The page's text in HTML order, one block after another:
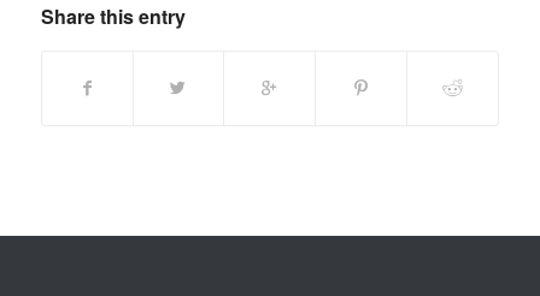
Share this entry